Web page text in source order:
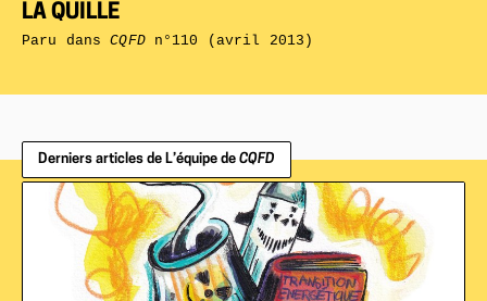
LA QUILLE
Paru dansCQFDn°110 (avril 2013)
Derniers articles de L’équipe de CQFD